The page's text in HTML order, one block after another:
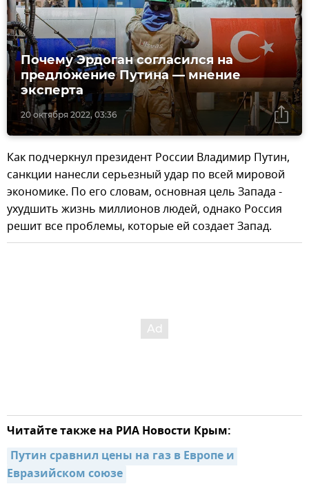
20 октября 2022, 03:36
Почему Эрдоган согласился на
предложение Путина — мнение
эксперта
Как подчеркнул президент России Владимир Путин,
санкции нанесли серьезный удар по всей мировой
экономике. По его словам, основная цель Запада -
ухудшить жизнь миллионов людей, однако Россия
решит все проблемы, которые ей создает Запад.
Читайте также на РИА Новости Крым:
Путин сравнил цены на газ в Европе и
Евразийском союзе